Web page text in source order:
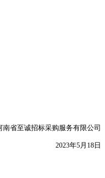
南省至诚招标采购服务有限公司
2023年5月 18 日